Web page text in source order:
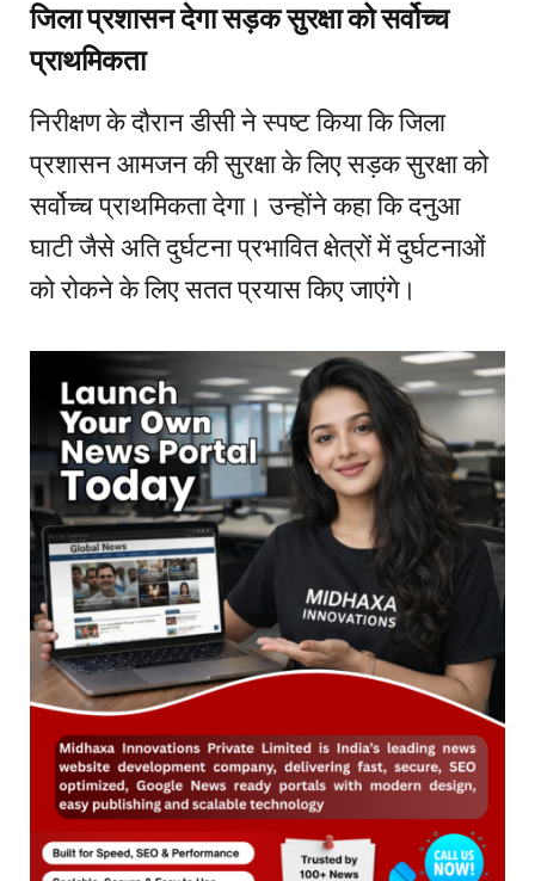
जिला प्रशासन देगा सड़क सुरक्षा को सर्वोच्च
प्राथमिकता
निरीक्षण के दौरान डीसी ने स्पष्ट किया कि जिला
प्रशासन आमजन की सुरक्षा के लिए सड़क सुरक्षा को
सर्वोच्च प्राथमिकता देगा। उन्होंने कहा कि दनुआ
घाटी जैसे अति दुर्घटना प्रभावित क्षेत्रों में दुर्घटनाओं
को रोकने के लिए सतत प्रयास किए जाएंगे।